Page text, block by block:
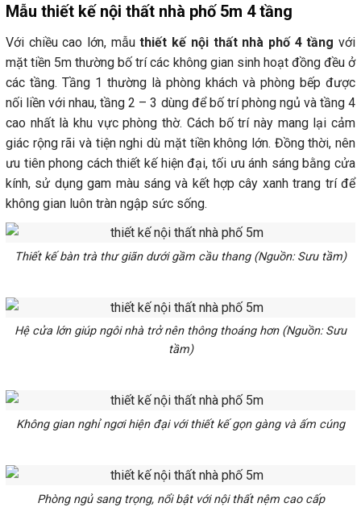
Mẫu thiết kế nội thất nhà phố 5m 4 tầng
Với chiều cao lớn, mẫuthiết kế nội thất nhà phố 4 tầng với
mặt tiền 5m thường bố trí các không gian sinh hoạt đồng đều ở
các tầng. Tầng 1 thường là phòng khách và phòng bếp được
nối liền với nhau, tầng 2 – 3 dùng để bố trí phòng ngủ và tầng 4
cao nhất là khu vực phòng thờ. Cách bố trí này mang lại cảm
giác rộng rãi và tiện nghi dù mặt tiền không lớn. Đồng thời, nên
ưu tiên phong cách thiết kế hiện đại, tối ưu ánh sáng bằng cửa
kính, sử dụng gam màu sáng và kết hợp cây xanh trang trí để
không gian luôn tràn ngập sức sống.
Thiết kế bàn trà thư giãn dưới gầm cầu thang (Nguồn: Sưu tầm)
Hệ cửa lớn giúp ngôi nhà trở nên thông thoáng hơn (Nguồn: Sưu
tầm)
Không gian nghỉ ngơi hiện đại với thiết kế gọn gàng và ấm cúng
Phòng ngủ sang trọng, nổi bật với nội thất nệm cao cấp